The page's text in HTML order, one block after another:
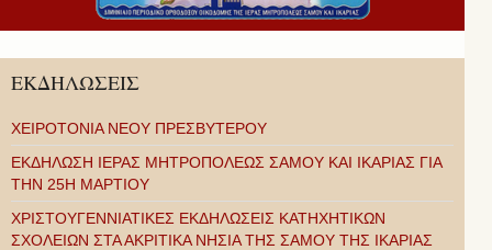
ΕΚΔΗΛΩΣΕΙΣ
ΧΕΙΡΟΤΟΝΙΑ ΝΕΟΥ ΠΡΕΣΒΥΤΕΡΟΥ
ΕΚΔΗΛΩΣΗ ΙΕΡΑΣ ΜΗΤΡΟΠΟΛΕΩΣ ΣΑΜΟΥ ΚΑΙ ΙΚΑΡΙΑΣ ΓΙΑ
ΤΗΝ 25Η ΜΑΡΤΙΟΥ
ΧΡΙΣΤΟΥΓΕΝΝΙΑΤΙΚΕΣ ΕΚΔΗΛΩΣΕΙΣ ΚΑΤΗΧΗΤΙΚΩΝ
ΣΧΟΛΕΙΩΝ ΣΤΑ ΑΚΡΙΤΙΚΑ ΝΗΣΙΑ ΤΗΣ ΣΑΜΟΥ ΤΗΣ ΙΚΑΡΙΑΣ